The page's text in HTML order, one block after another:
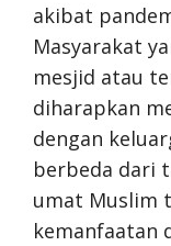
akibat
Masyarakat
mesjid atau
diharapkan
dengan
berbeda dari
umat Muslim
kemanfaatan